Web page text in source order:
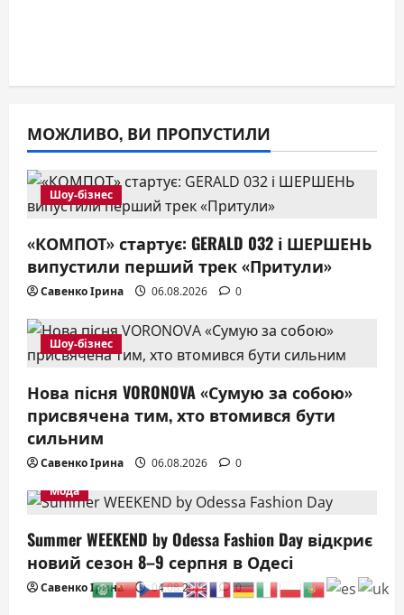
МОЖЛИВО, ВИ ПРОПУСТИЛИ
Шоу-бізнес
«КОМПОТ» стартує: GERALD 032 і ШЕРШЕНЬ
випустили перший трек «Притули»
Савенко Ірина 06.08.2026 0
Шоу-бізнес
Нова пісня VORONOVA «Сумую за собою»
присвячена тим, хто втомився бути
сильним
Савенко Ірина 06.08.2026
0
Мода
Summer WEEKEND by Odessa Fashion Day відкриє
новий сезон 8–9 серпня в Одесі
Савенко Ірина 04.08.2026 0